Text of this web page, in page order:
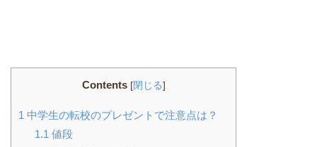
Contents [閉じる]
1 中学生の転校のプレゼントで注意点は？
1.1 値段